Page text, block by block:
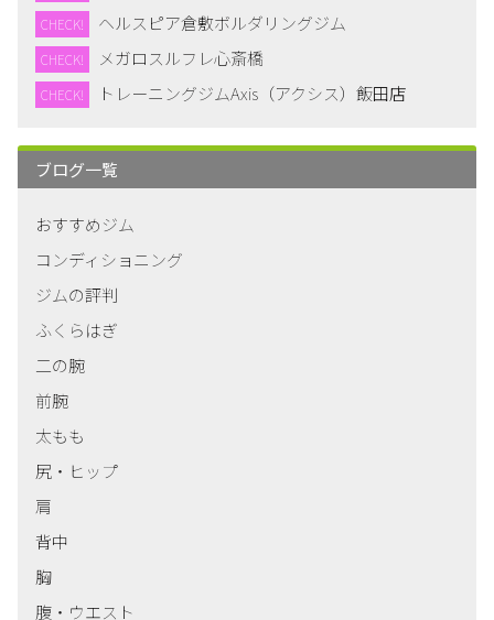
CHECK! ヘルスピア倉敷ボルダリングジム
CHECK! メガロスルフレ心斎橋
CHECK! トレーニングジムAxis（アクシス）飯田店
ブログ一覧
おすすめジム
コンディショニング
ジムの評判
ふくらはぎ
二の腕
前腕
太もも
尻・ヒップ
肩
背中
胸
腹・ウエスト